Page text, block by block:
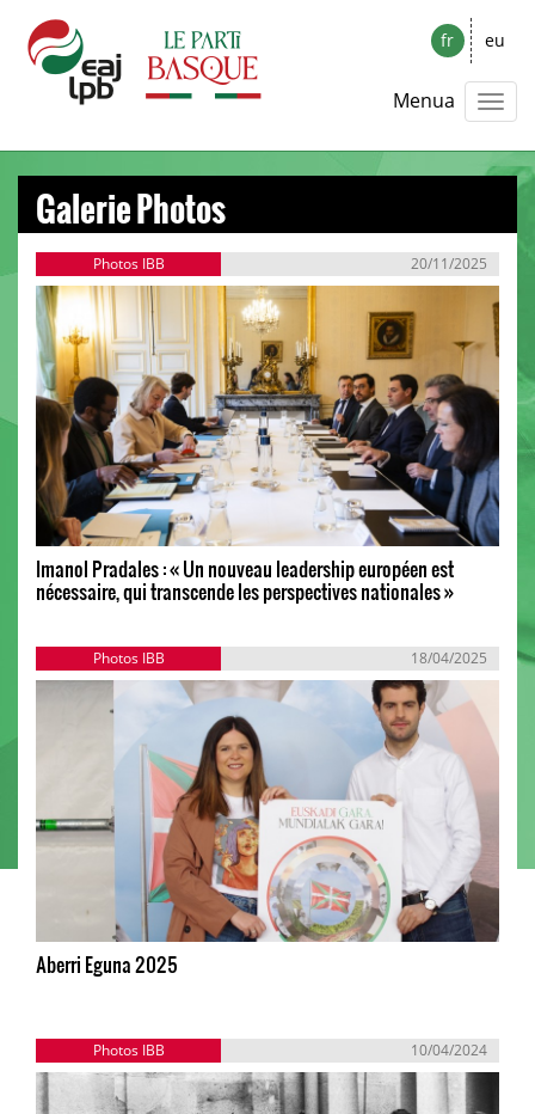
fr eu
Menua
Galerie Photos
Photos IBB 20/11/2025
Imanol Pradales : « Un nouveau leadership européen est
nécessaire, qui transcende les perspectives nationales »
Photos IBB 18/04/2025
Aberri Eguna 2025
Photos IBB 10/04/2024